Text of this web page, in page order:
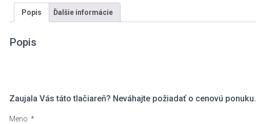
Popis Ďalšie informácie
Popis
Zaujala Vás táto tlačiareň? Neváhajte požiadať o cenovú ponuku.
Meno